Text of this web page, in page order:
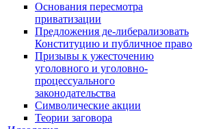
Основания пересмотра
приватизации
Предложения де-либерализовать
Конституцию и публичное право
Призывы к ужесточению
уголовного и уголовно-
процессуального
законодательства
Символические акции
Теории заговора